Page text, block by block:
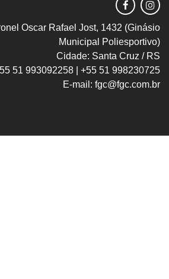
Oscar Rafael Jost, 1432 (Ginásio
Municipal Poliesportivo)
Cidade: Santa Cruz / RS
51 993092258 | +55 51 998230725
E-mail: fgc@fgc.com.br